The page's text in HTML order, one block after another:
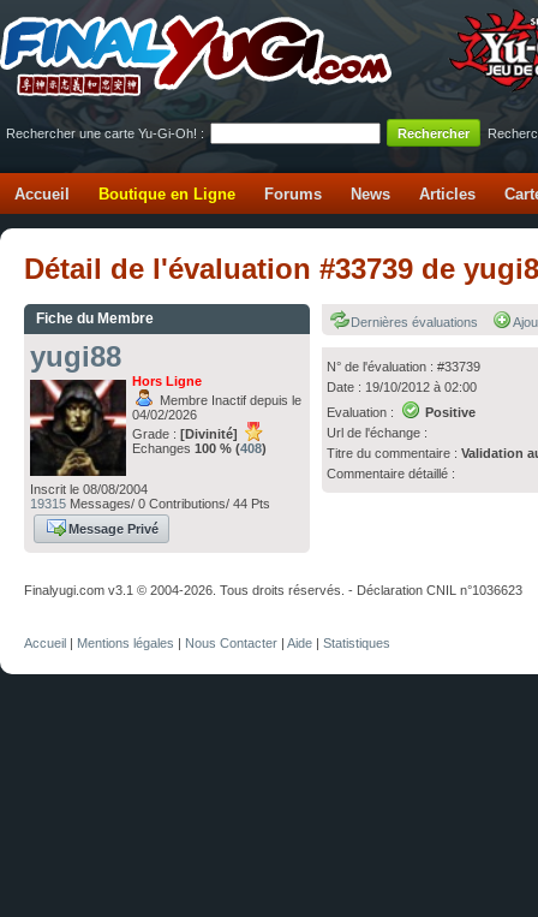
Rechercher une carte Yu-Gi-Oh! :
Accueil Boutique en Ligne Forums News Articles
Détail de l'évaluation #33739 de
Fiche du Membre
yugi88
Hors Ligne
Membre Inactif depuis le
04/02/2026
Grade : [Divinité]
Echanges 100 % (408)
Inscrit le 08/08/2004
19315 Messages/ 0 Contributions/ 44 Pts
Message Privé
Dernières évaluations
N° de l'évaluation : #33739
Date : 19/10/2012 à 02:00
Evaluation :
Positive
Url de l'échange :
Titre du commentaire :Validation
Commentaire détaillé :
Finalyugi.com v3.1 © 2004-2026. Tous droits réservés. - Déclaration CNIL n°1036623
Accueil | Mentions légales | Nous Contacter | Aide | Statistiques